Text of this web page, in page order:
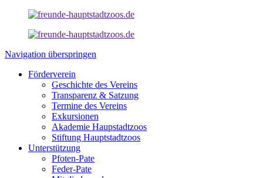
Navigation überspringen
Förderverein
Geschichte des Vereins
Transparenz & Satzung
Termine des Vereins
Exkursionen
Akademie Haupstadtzoos
Stiftung Hauptstadtzoos
Unterstützung
Pfoten-Pate
Feder-Pate